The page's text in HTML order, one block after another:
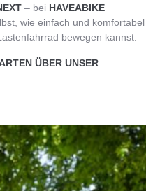
– bei HAVEABIKE
wie einfach und komfortabel
bewegen kannst.
ÜBER UNSER